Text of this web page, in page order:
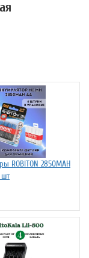
ROBITON 2850MAH